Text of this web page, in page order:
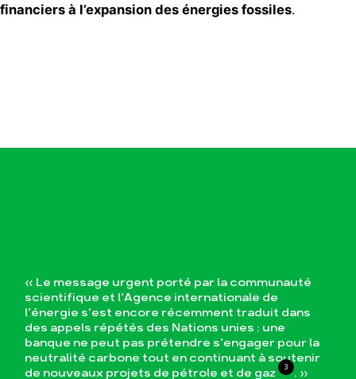
financiers à l’expansion des énergies fossiles.
« Le message urgent porté par la communauté
scientifique et l’Agence internationale de
l’énergie s’est encore récemment traduit dans
des appels répétés des Nations unies : une
banque ne peut pas prétendre s’engager pour la
neutralité carbone tout en continuant à soutenir
de nouveaux projets de pétrole et de gaz
3
. »